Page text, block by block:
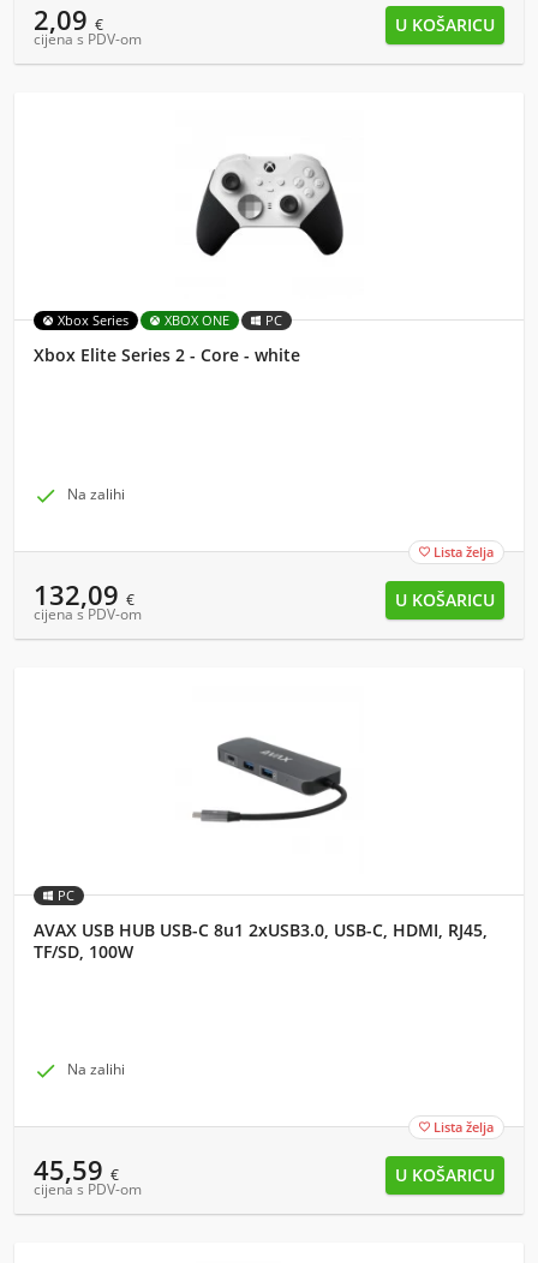
2,09 €
cijena s PDV-om
Xbox Series XBOX ONE PC
Xbox Elite Series 2 - Core - white
 Na zalihi
 Lista želja
132,09 €
cijena s PDV-om
PC
AVAX USB HUB USB-C 8u1 2xUSB3.0, USB-C, HDMI, RJ45,
TF/SD, 100W
 Na zalihi
 Lista želja
45,59 €
cijena s PDV-om